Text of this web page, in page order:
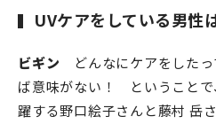
UVケアをしている男性
ビギン どんなにケアをした
ば意味がない！ ということで
躍する野口絵子さんと藤村 岳